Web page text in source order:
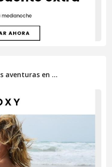
aventuras en ...